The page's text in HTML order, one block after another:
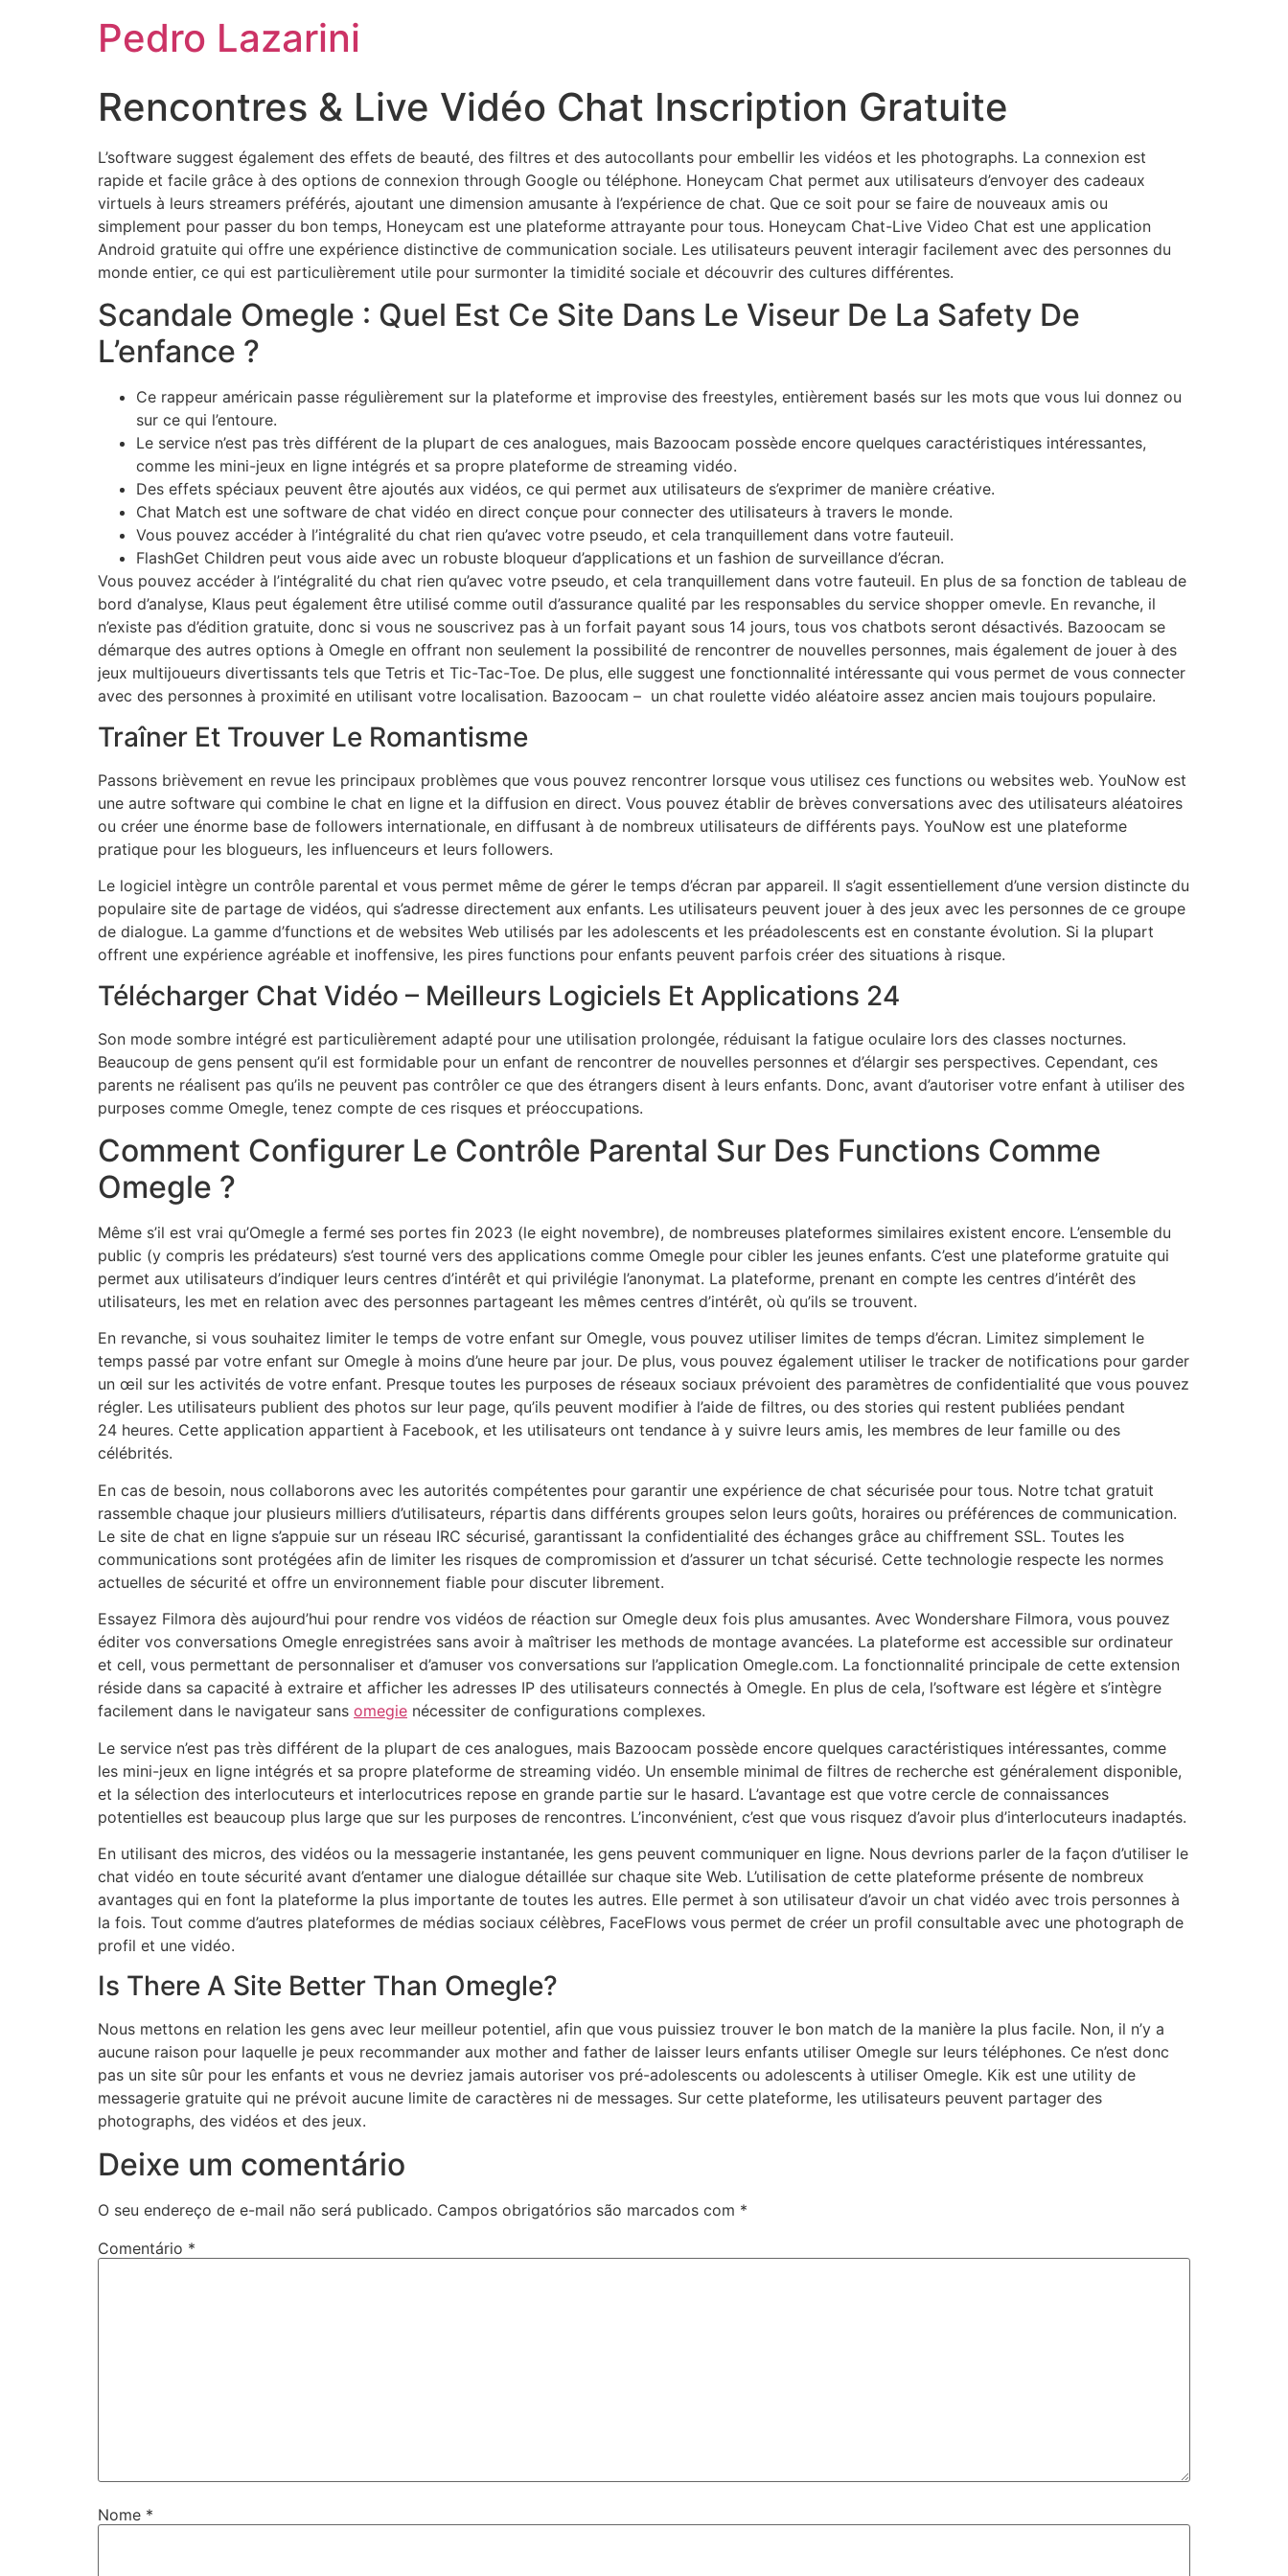
Pedro Lazarini
Rencontres & Live Vidéo Chat Inscription Gratuite
L’software suggest également des effets de beauté, des filtres et des autocollants pour embellir les vidéos et les photographs. La connexion est
rapide et facile grâce à des options de connexion through Google ou téléphone. Honeycam Chat permet aux utilisateurs d’envoyer des cadeaux
virtuels à leurs streamers préférés, ajoutant une dimension amusante à l’expérience de chat. Que ce soit pour se faire de nouveaux amis ou
simplement pour passer du bon temps, Honeycam est une plateforme attrayante pour tous. Honeycam Chat-Live Video Chat est une application
Android gratuite qui offre une expérience distinctive de communication sociale. Les utilisateurs peuvent interagir facilement avec des personnes du
monde entier, ce qui est particulièrement utile pour surmonter la timidité sociale et découvrir des cultures différentes.
Scandale Omegle : Quel Est Ce Site Dans Le Viseur De La Safety De
L’enfance ?
Ce rappeur américain passe régulièrement sur la plateforme et improvise des freestyles, entièrement basés sur les mots que vous lui donnez ou
sur ce qui l’entoure.
Le service n’est pas très différent de la plupart de ces analogues, mais Bazoocam possède encore quelques caractéristiques intéressantes,
comme les mini-jeux en ligne intégrés et sa propre plateforme de streaming vidéo.
Des effets spéciaux peuvent être ajoutés aux vidéos, ce qui permet aux utilisateurs de s’exprimer de manière créative.
Chat Match est une software de chat vidéo en direct conçue pour connecter des utilisateurs à travers le monde.
Vous pouvez accéder à l’intégralité du chat rien qu’avec votre pseudo, et cela tranquillement dans votre fauteuil.
FlashGet Children peut vous aide avec un robuste bloqueur d’applications et un fashion de surveillance d’écran.
Vous pouvez accéder à l’intégralité du chat rien qu’avec votre pseudo, et cela tranquillement dans votre fauteuil. En plus de sa fonction de tableau de
bord d’analyse, Klaus peut également être utilisé comme outil d’assurance qualité par les responsables du service shopper omevle. En revanche, il
n’existe pas d’édition gratuite, donc si vous ne souscrivez pas à un forfait payant sous 14 jours, tous vos chatbots seront désactivés. Bazoocam se
démarque des autres options à Omegle en offrant non seulement la possibilité de rencontrer de nouvelles personnes, mais également de jouer à des
jeux multijoueurs divertissants tels que Tetris et Tic-Tac-Toe. De plus, elle suggest une fonctionnalité intéressante qui vous permet de vous connecter
avec des personnes à proximité en utilisant votre localisation. Bazoocam – un chat roulette vidéo aléatoire assez ancien mais toujours populaire.
Traîner Et Trouver Le Romantisme
Passons brièvement en revue les principaux problèmes que vous pouvez rencontrer lorsque vous utilisez ces functions ou websites web. YouNow est
une autre software qui combine le chat en ligne et la diffusion en direct. Vous pouvez établir de brèves conversations avec des utilisateurs aléatoires
ou créer une énorme base de followers internationale, en diffusant à de nombreux utilisateurs de différents pays. YouNow est une plateforme
pratique pour les blogueurs, les influenceurs et leurs followers.
Le logiciel intègre un contrôle parental et vous permet même de gérer le temps d’écran par appareil. Il s’agit essentiellement d’une version distincte du
populaire site de partage de vidéos, qui s’adresse directement aux enfants. Les utilisateurs peuvent jouer à des jeux avec les personnes de ce groupe
de dialogue. La gamme d’functions et de websites Web utilisés par les adolescents et les préadolescents est en constante évolution. Si la plupart
offrent une expérience agréable et inoffensive, les pires functions pour enfants peuvent parfois créer des situations à risque.
Télécharger Chat Vidéo – Meilleurs Logiciels Et Applications 24
Son mode sombre intégré est particulièrement adapté pour une utilisation prolongée, réduisant la fatigue oculaire lors des classes nocturnes.
Beaucoup de gens pensent qu’il est formidable pour un enfant de rencontrer de nouvelles personnes et d’élargir ses perspectives. Cependant, ces
parents ne réalisent pas qu’ils ne peuvent pas contrôler ce que des étrangers disent à leurs enfants. Donc, avant d’autoriser votre enfant à utiliser des
purposes comme Omegle, tenez compte de ces risques et préoccupations.
Comment Configurer Le Contrôle Parental Sur Des Functions Comme
Omegle ?
Même s’il est vrai qu’Omegle a fermé ses portes fin 2023 (le eight novembre), de nombreuses plateformes similaires existent encore. L’ensemble du
public (y compris les prédateurs) s’est tourné vers des applications comme Omegle pour cibler les jeunes enfants. C’est une plateforme gratuite qui
permet aux utilisateurs d’indiquer leurs centres d’intérêt et qui privilégie l’anonymat. La plateforme, prenant en compte les centres d’intérêt des
utilisateurs, les met en relation avec des personnes partageant les mêmes centres d’intérêt, où qu’ils se trouvent.
En revanche, si vous souhaitez limiter le temps de votre enfant sur Omegle, vous pouvez utiliser limites de temps d’écran. Limitez simplement le
temps passé par votre enfant sur Omegle à moins d’une heure par jour. De plus, vous pouvez également utiliser le tracker de notifications pour garder
un œil sur les activités de votre enfant. Presque toutes les purposes de réseaux sociaux prévoient des paramètres de confidentialité que vous pouvez
régler. Les utilisateurs publient des photos sur leur page, qu’ils peuvent modifier à l’aide de filtres, ou des stories qui restent publiées pendant
24 heures. Cette application appartient à Facebook, et les utilisateurs ont tendance à y suivre leurs amis, les membres de leur famille ou des
célébrités.
En cas de besoin, nous collaborons avec les autorités compétentes pour garantir une expérience de chat sécurisée pour tous. Notre tchat gratuit
rassemble chaque jour plusieurs milliers d’utilisateurs, répartis dans différents groupes selon leurs goûts, horaires ou préférences de communication.
Le site de chat en ligne s’appuie sur un réseau IRC sécurisé, garantissant la confidentialité des échanges grâce au chiffrement SSL. Toutes les
communications sont protégées afin de limiter les risques de compromission et d’assurer un tchat sécurisé. Cette technologie respecte les normes
actuelles de sécurité et offre un environnement fiable pour discuter librement.
Essayez Filmora dès aujourd’hui pour rendre vos vidéos de réaction sur Omegle deux fois plus amusantes. Avec Wondershare Filmora, vous pouvez
éditer vos conversations Omegle enregistrées sans avoir à maîtriser les methods de montage avancées. La plateforme est accessible sur ordinateur
et cell, vous permettant de personnaliser et d’amuser vos conversations sur l’application Omegle.com. La fonctionnalité principale de cette extension
réside dans sa capacité à extraire et afficher les adresses IP des utilisateurs connectés à Omegle. En plus de cela, l’software est légère et s’intègre
facilement dans le navigateur sans omegie nécessiter de configurations complexes.
Le service n’est pas très différent de la plupart de ces analogues, mais Bazoocam possède encore quelques caractéristiques intéressantes, comme
les mini-jeux en ligne intégrés et sa propre plateforme de streaming vidéo. Un ensemble minimal de filtres de recherche est généralement disponible,
et la sélection des interlocuteurs et interlocutrices repose en grande partie sur le hasard. L’avantage est que votre cercle de connaissances
potentielles est beaucoup plus large que sur les purposes de rencontres. L’inconvénient, c’est que vous risquez d’avoir plus d’interlocuteurs inadaptés.
En utilisant des micros, des vidéos ou la messagerie instantanée, les gens peuvent communiquer en ligne. Nous devrions parler de la façon d’utiliser le
chat vidéo en toute sécurité avant d’entamer une dialogue détaillée sur chaque site Web. L’utilisation de cette plateforme présente de nombreux
avantages qui en font la plateforme la plus importante de toutes les autres. Elle permet à son utilisateur d’avoir un chat vidéo avec trois personnes à
la fois. Tout comme d’autres plateformes de médias sociaux célèbres, FaceFlows vous permet de créer un profil consultable avec une photograph de
profil et une vidéo.
Is There A Site Better Than Omegle?
Nous mettons en relation les gens avec leur meilleur potentiel, afin que vous puissiez trouver le bon match de la manière la plus facile. Non, il n’y a
aucune raison pour laquelle je peux recommander aux mother and father de laisser leurs enfants utiliser Omegle sur leurs téléphones. Ce n’est donc
pas un site sûr pour les enfants et vous ne devriez jamais autoriser vos pré-adolescents ou adolescents à utiliser Omegle. Kik est une utility de
messagerie gratuite qui ne prévoit aucune limite de caractères ni de messages. Sur cette plateforme, les utilisateurs peuvent partager des
photographs, des vidéos et des jeux.
Deixe um comentário
O seu endereço de e-mail não será publicado. Campos obrigatórios são marcados com *
Comentário *
Nome *